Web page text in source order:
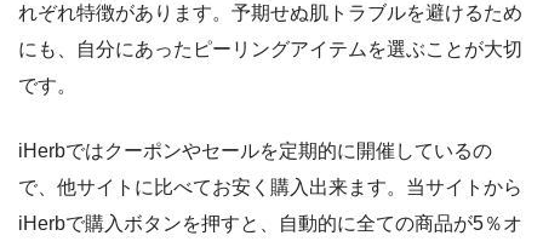
れぞれ特徴があります。予期せぬ肌トラブルを避けるため
にも、自分にあったピーリングアイテムを選ぶことが大切
です。
iHerbではクーポンやセールを定期的に開催しているの
で、他サイトに比べてお安く購入出来ます。当サイトから
iHerbで購入ボタンを押すと、自動的に全ての商品が5％オ